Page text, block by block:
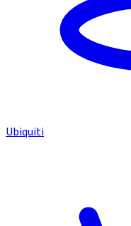
Ubiquiti